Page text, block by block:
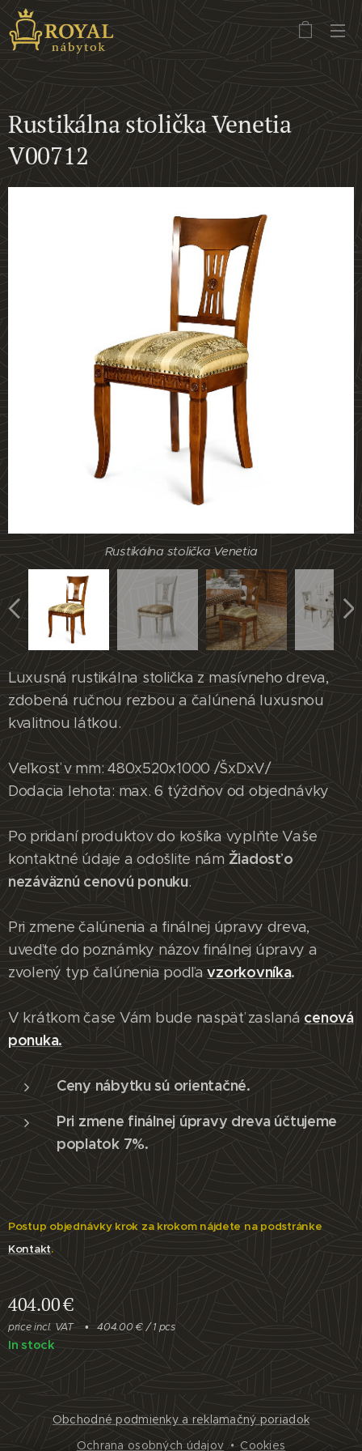
Rustikálna stolička Venetia
V00712
Rustikálna stolička Venetia
Rustikálna stolička Venetia
Rustikálna stolička Venetia
Rustikálna stolička Venetia
Luxusná rustikálna stolička z masívneho dreva,
zdobená ručnou rezbou a čalúnená luxusnou
kvalitnou látkou.
Veľkosť v mm: 480x520x1000 /ŠxDxV/
Dodacia lehota: max. 6 týždňov od objednávky
Po pridaní produktov do košíka vyplňte Vaše
kontaktné údaje a odošlite námŽiadosť o
nezáväznú cenovú ponuku.
Pri zmene čalúnenia a finálnej úpravy dreva,
uveďte do poznámky názov finálnej úpravy a
zvolený typ čalúnenia podľavzorkovníka.
V krátkom čase Vám bude naspäť zaslaná cenová
ponuka.
Ceny nábytku sú orientačné.
Pri zmene finálnej úpravy dreva účtujeme
poplatok 7%.
Postup objednávky krok za krokom nájdete na podstránke
Kontakt.
404.00€
price incl. VAT 404.00 € / 1 pcs
In stock
Obchodné podmienky a reklamačný poriadok
Ochrana osobných údajov
Cookies